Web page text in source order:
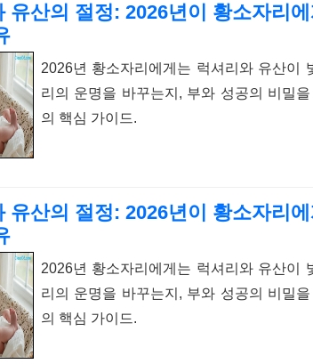
유산의 절정: 2026년이 황소자리
2026년 황소자리에게는 럭셔리와 유산이
리의 운명을 바꾸는지, 부와 성공의 비밀
의 핵심 가이드.
유산의 절정: 2026년이 황소자리
2026년 황소자리에게는 럭셔리와 유산이
리의 운명을 바꾸는지, 부와 성공의 비밀
의 핵심 가이드.